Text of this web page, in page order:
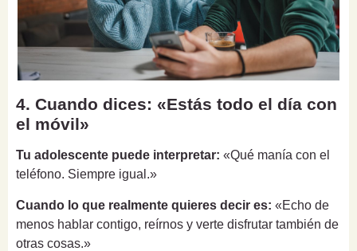
4. Cuando dices: «Estás todo el día con
el móvil»
Tu adolescente puede interpretar: «Qué manía con el
teléfono. Siempre igual.»
Cuando lo que realmente quieres decir es: «Echo de
menos hablar contigo, reírnos y verte disfrutar también de
otras cosas.»